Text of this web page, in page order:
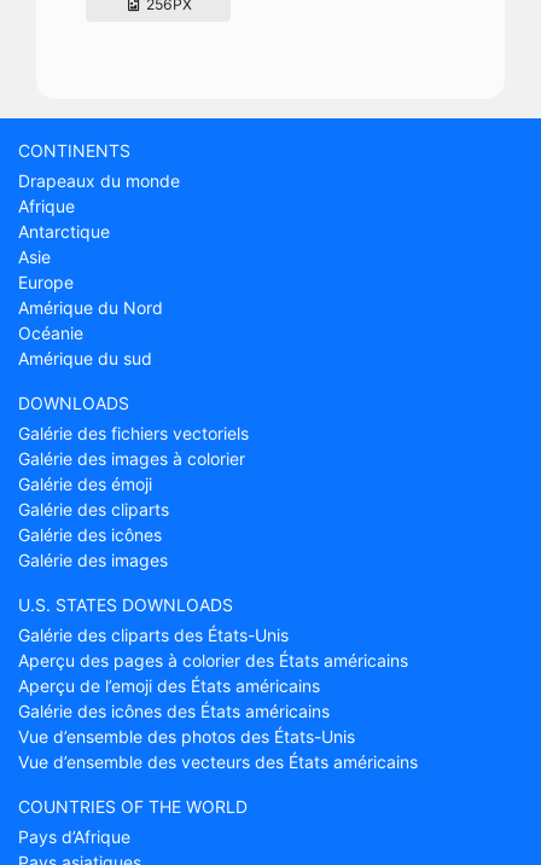
256PX
CONTINENTS
Drapeaux du monde
Afrique
Antarctique
Asie
Europe
Amérique du Nord
Océanie
Amérique du sud
DOWNLOADS
Galérie des fichiers vectoriels
Galérie des images à colorier
Galérie des émoji
Galérie des cliparts
Galérie des icônes
Galérie des images
U.S. STATES DOWNLOADS
Galérie des cliparts des États-Unis
Aperçu des pages à colorier des États américains
Aperçu de l’emoji des États américains
Galérie des icônes des États américains
Vue d’ensemble des photos des États-Unis
Vue d’ensemble des vecteurs des États américains
COUNTRIES OF THE WORLD
Pays d’Afrique